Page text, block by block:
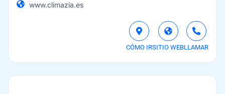
www.climazia.es
CÓMO IRSITIO WEBLLAMAR